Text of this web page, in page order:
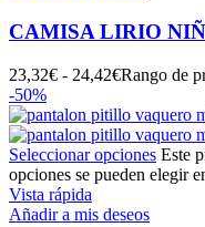
CAMISA LIRIO
23,32€ - 24,42€Rango de
-50%
Seleccionar opciones Este
opciones se pueden elegir
Vista rápida
Añadir a mis deseos